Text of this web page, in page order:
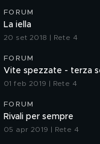
FORUM
La iella
20 set 2018 | Rete 4
FORUM
Vite spezzate - terza
01 feb 2019 | Rete 4
FORUM
Rivali per sempre
05 apr 2019 | Rete 4